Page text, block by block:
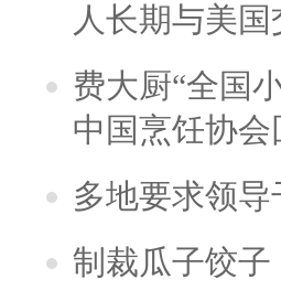
人长期与美
费大厨“全国
中国烹饪协会
多地要求领
制裁瓜子饺